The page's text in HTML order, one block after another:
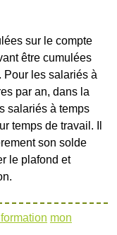
sur le compte
être cumulées
Pour les salariés à
par an, dans la
salariés à temps
temps de travail. Il
son solde
le plafond et
mon